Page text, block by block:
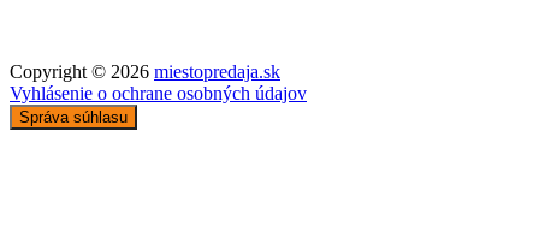
Copyright © 2026 miestopredaja.sk
Vyhlásenie o ochrane osobných údajov
Správa súhlasu